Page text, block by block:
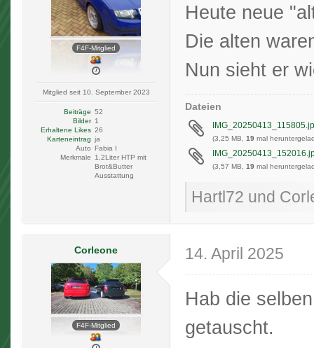
F4F-Mitglied
Mitglied seit 10. September 2023
Beiträge 52
Bilder 1
Erhaltene Likes 26
Karteneintrag ja
Auto Fabia I
Merkmale
1,2Liter HTP mit
Brot&Butter
Ausstattung
Heute neue
Die alten
Nun sieht er
Dateien
(3,25 MB, 19 mal
(3,57 MB, 19 mal
Hartl72 und
Corleone
F4F-Mitglied
14. April 2025
Hab die
getauscht.